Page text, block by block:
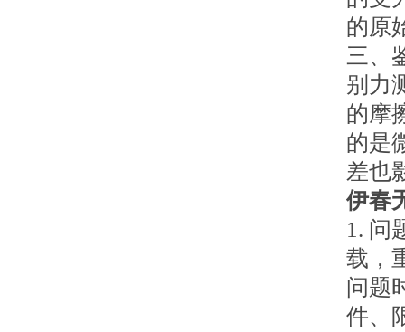
的原
三、
别力
的摩
的是
差也
伊春
1. 问
载，
问题
件、